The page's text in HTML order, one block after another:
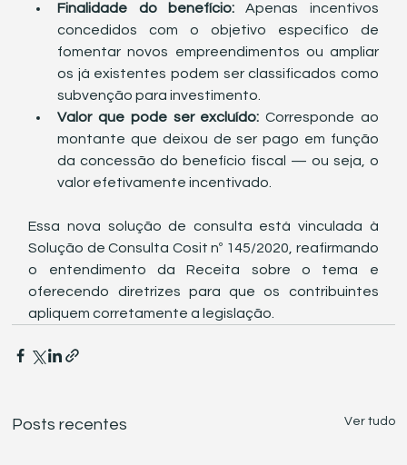
Finalidade do benefício: Apenas incentivos
concedidos com o objetivo específico de
fomentar novos empreendimentos ou ampliar
os já existentes podem ser classificados como
subvenção para investimento.
Valor que pode ser excluído: Corresponde ao
montante que deixou de ser pago em função
da concessão do benefício fiscal — ou seja, o
valor efetivamente incentivado.
Essa nova solução de consulta está vinculada à
Solução de Consulta Cosit nº 145/2020, reafirmando
o entendimento da Receita sobre o tema e
oferecendo diretrizes para que os contribuintes
apliquem corretamente a legislação.
Posts recentes Ver tudo